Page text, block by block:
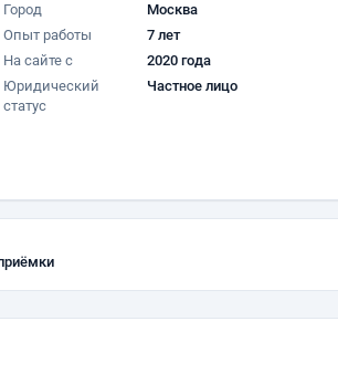
Город
Москва
Опыт работы
7 лет
На сайте с
2020 года
Юридический
статус
Частное лицо